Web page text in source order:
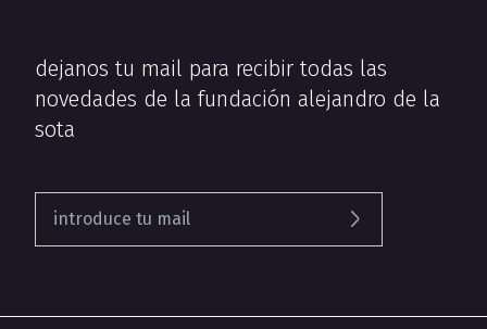
dejanos tu mail para recibir todas las
novedades de la fundación alejandro de la
sota